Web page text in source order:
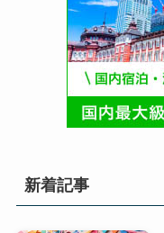
新着記事